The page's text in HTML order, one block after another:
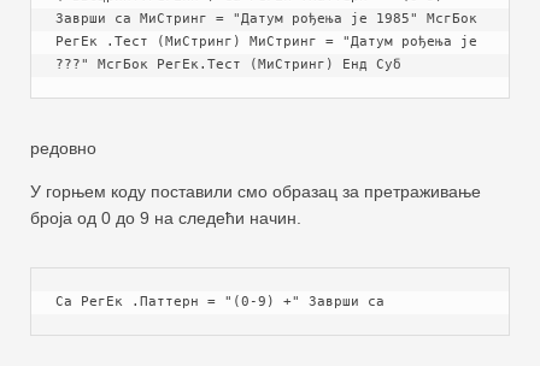
Заврши са МиСтринг = "Датум рођења је 1985" МсгБок
РегЕк .Тест (МиСтринг) МиСтринг = "Датум рођења је
???" МсгБок РегЕк.Тест (МиСтринг) Енд Суб
редовно
У горњем коду поставили смо образац за претраживање
броја од 0 до 9 на следећи начин.
Са РегЕк .Паттерн = "(0-9) +" Заврши са